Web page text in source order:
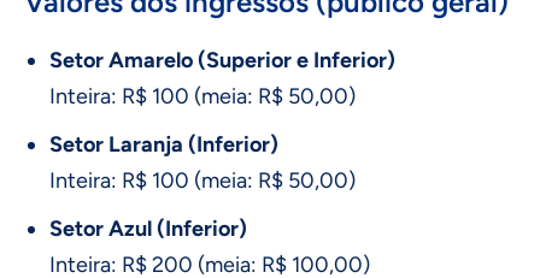
Setor Amarelo (Superior e Inferior)
Inteira: R$ 100 (meia: R$ 50,00)
Setor Laranja (Inferior)
Inteira: R$ 100 (meia: R$ 50,00)
Setor Azul (Inferior)
Inteira: R$ 200 (meia: R$ 100,00)